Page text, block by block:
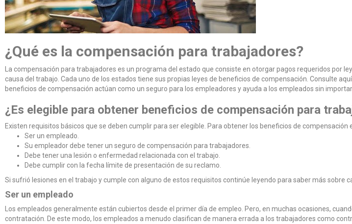
¿Qué es la compensación para trabajadores?
La compensación para trabajadores es un programa del estado que consiste en otorgar pagos requeridos por
causa del trabajo. Cada uno de los estados tiene sus propias leyes de beneficios de compensación. Consulte
beneficios de compensación actúan como un seguro para los empleadores y ayuda a los empleados sin
¿Es elegible para obtener beneficios de compensación para
Existen requisitos básicos que se deben cumplir para ser elegible. Para obtener los beneficios de compensación
Ser un empleado.
Su empleador debe tener un seguro de compensación para trabajadores.
Debe tener una lesión o enfermedad relacionada con el trabajo.
Debe cumplir con la fecha límite de presentación de su reclamo.
Si sufrió lesiones en el trabajo y cumple con alguno de estos requisitos continúe leyendo para saber más sobre
Ser un empleado
Los empleados generalmente están cubiertos desde el primer día de empleo. Pero, en muchas ocasiones,
contratación. De este modo, los empleados a menudo clasifican de manera errada a los trabajadores como